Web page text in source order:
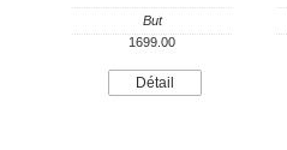
But
1699.00
Détail